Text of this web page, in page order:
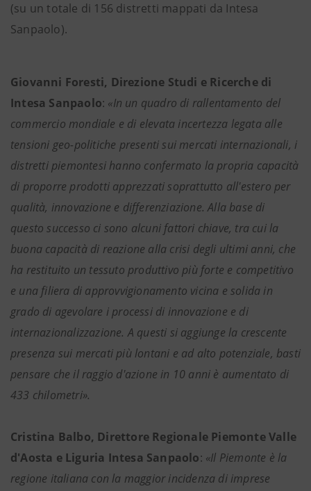
(su un totale di 156 distretti mappati da Intesa
Sanpaolo).
Giovanni Foresti, Direzione Studi e Ricerche di
Intesa Sanpaolo: «In un quadro di rallentamento del
commercio mondiale e di elevata incertezza legata alle
tensioni geo-politiche presenti sui mercati internazionali, i
distretti piemontesi hanno confermato la propria capacità
di proporre prodotti apprezzati soprattutto all'estero per
qualità, innovazione e differenziazione. Alla base di
questo successo ci sono alcuni fattori chiave, tra cui la
buona capacità di reazione alla crisi degli ultimi anni, che
ha restituito un tessuto produttivo più forte e competitivo
e una filiera di approvvigionamento vicina e solida in
grado di agevolare i processi di innovazione e di
internazionalizzazione. A questi si aggiunge la crescente
presenza sui mercati più lontani e ad alto potenziale, basti
pensare che il raggio d'azione in 10 anni è aumentato di
433 chilometri».
Cristina Balbo, Direttore Regionale Piemonte Valle
d'Aosta e Liguria Intesa Sanpaolo: «Il Piemonte è la
regione italiana con la maggior incidenza di imprese